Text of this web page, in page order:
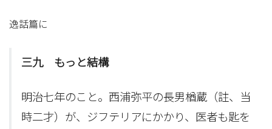
逸話篇に
三九 もっと結構
明治七年のこと。西浦弥平の長男楢蔵（註、当
時二才）が、ジフテリアにかかり、医者も匙を